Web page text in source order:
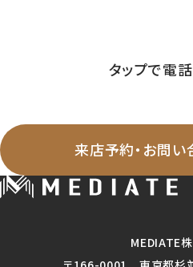
タップで電
来店予約・お問い
MEDIATE